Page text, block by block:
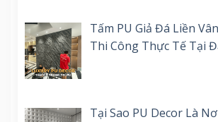
Tấm PU Giả Đá Liền
Thi Công Thực Tế Tại
Tại Sao PU Decor Là